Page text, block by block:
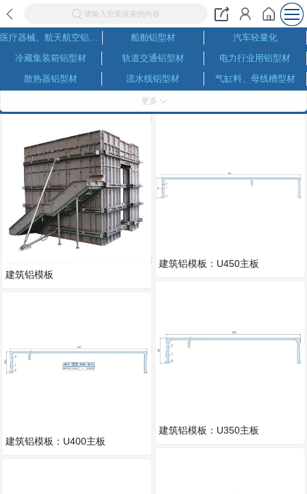
请输入您要搜索的内容
医疗器械、航天航空铝型材 船舶铝型材
汽车轻量化
冷藏集装箱铝型材
轨道交通铝型材
电力行业用铝型材
散热器铝型材
流水线铝型材
气缸料、母线槽型材
高端电子设备铝型材
美格网、铝网
托盘、升降机台
建筑铝模板
灯具用铝
舞台桁架
家具铝型材
模组铝型材
机器人铝型材
广告展示铝型材
铝管、方通、铝条、铝棒
铝格栅、吊顶、百叶
更多
建筑铝模板
建筑铝模板：U400主板
建筑铝模板：U450主板
建筑铝模板：U350主板